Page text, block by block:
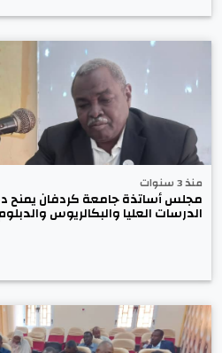
منذ 3 سنوات
مجلس أساتذة جامعة كردفان يمنح
الدرسات العليا والبكالريوس